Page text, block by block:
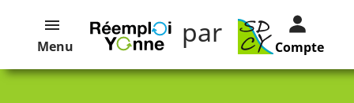
Menu par Compte